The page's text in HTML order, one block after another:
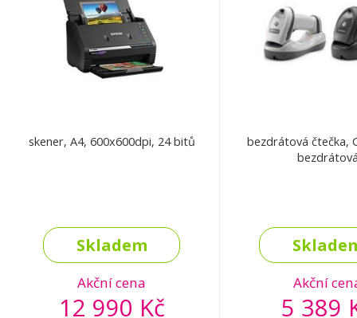
skener, A4, 600x600dpi, 24 bitů
Skladem
Akční cena
12 990 Kč
bezdrátová čtečka,
Akční
5 389